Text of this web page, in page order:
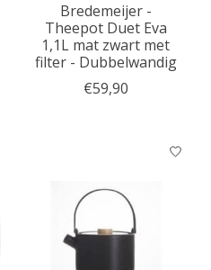
Bredemeijer -
Theepot Duet Eva
1,1L mat zwart met
filter - Dubbelwandig
€59,90